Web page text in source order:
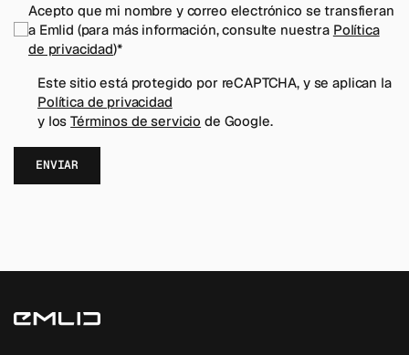
Acepto que mi nombre y correo electrónico se transfieran
a Emlid (para más información, consulte nuestra Política
de privacidad)*
Este sitio está protegido por reCAPTCHA, y se aplican la
Política de privacidad
y losTérminos de servicio de Google.